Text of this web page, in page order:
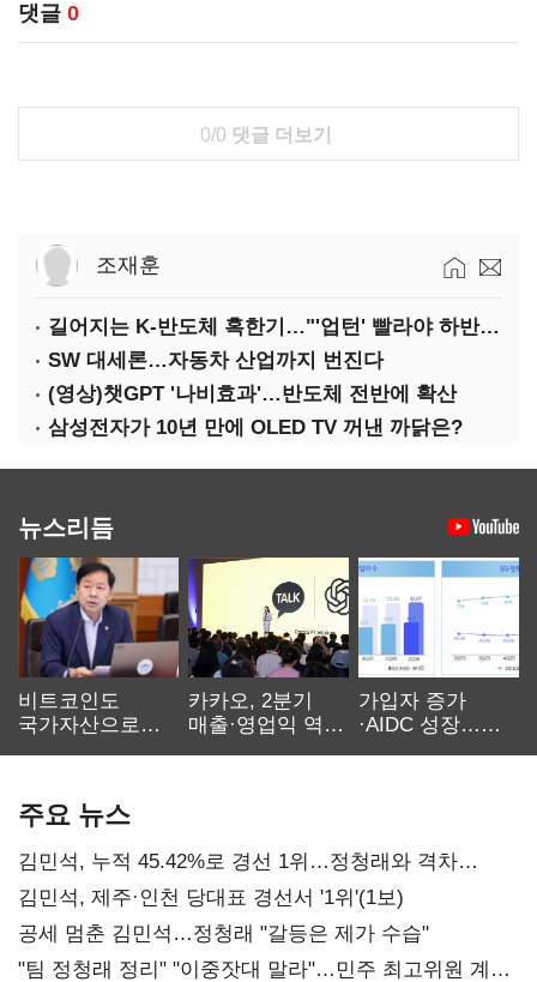
댓글 0
0/0 댓글 더보기
조재훈
길어지는 K-반도체 혹한기…"'업턴' 빨라야 하반기"
SW 대세론…자동차 산업까지 번진다
(영상)챗GPT '나비효과'…반도체 전반에 확산
삼성전자가 10년 만에 OLED TV 꺼낸 까닭은?
뉴스리듬
비트코인도
국가자산으로…'
카카오, 2분기
매출·영업익 역대
가입자 증가
·AIDC 성장…
주요 뉴스
김민석, 누적 45.42%로 경선 1위…정청래와 격차
0.86%p(2보)
김민석, 제주·인천 당대표 경선서 '1위'(1보)
공세 멈춘 김민석…정청래 "갈등은 제가 수습"
"팀 정청래 정리" "이중잣대 말라"…민주 최고위원 계파